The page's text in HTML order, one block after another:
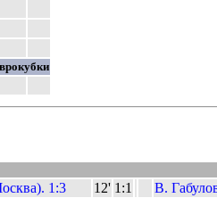
1:3 12' 1:1
В.